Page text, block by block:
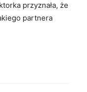
przyznała, że
partnera